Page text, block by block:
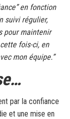
en fonction
suivi régulier,
pour maintenir
fois-ci, en
mon équipe.”
par la confiance
et une mise en